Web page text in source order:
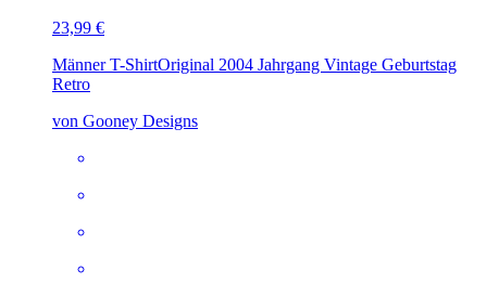
23,99 €
Männer T-ShirtOriginal 2004 Jahrgang Vintage Geburtstag
Retro
von Gooney Designs